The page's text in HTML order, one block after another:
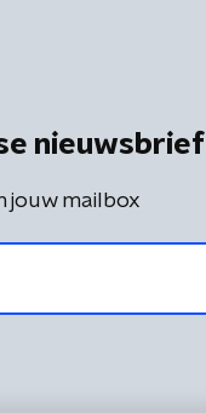
nieuwsbrief
jouw mailbox